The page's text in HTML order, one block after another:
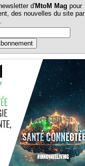
d'MtoM Mag pour
des nouvelles du site par